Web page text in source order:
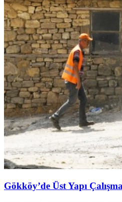
Gökköy’de Üst Yapı